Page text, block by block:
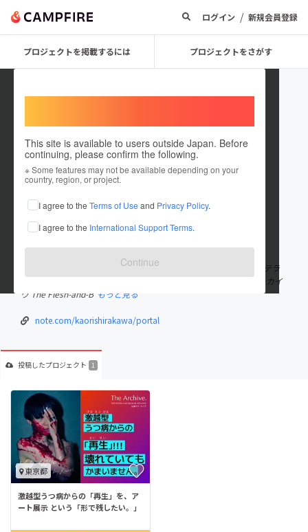
ログイン / 新規会員登録
プロジェクトを掲載するには プロジェクトをさがす
This site is available to users outside Japan. Before
continuing, please confirm the following.
※ Some features may not be available depending on your
country, region, or project.
I agree to the Terms of Use and Privacy Policy.
I agree to the International Support Terms.
Continue
Kaori_The_Archive
これまでに1件のプロジェクトを投稿しています
在住国：日本 現在地：未設定
出身国：日本 出身地：東京都
【かおり | Kaori デザイナー】 グラフィックデザイナー/ リリックテラ
ー/ 体現者 本プロジェクトを牽引するフロントマン。「生身のアーカイ
ヴ The Flesh-and-B もっと見る
note.com/kaorishirakawa/portal
投稿したプロジェクト 1
東京都
激越型うつ病からの「再生」を、ア
ート展示 という「形で残したい。」